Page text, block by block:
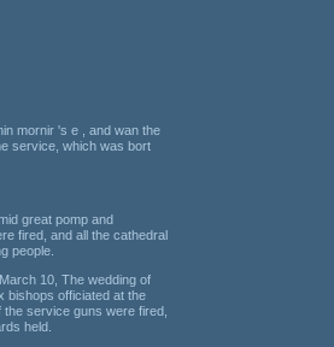
mornir 's e , and wan the
service, which was bort
great pomp and
fired, and all the cathedral
people.
10, The wedding of
bishops officiated at the
service guns were fired,
held.